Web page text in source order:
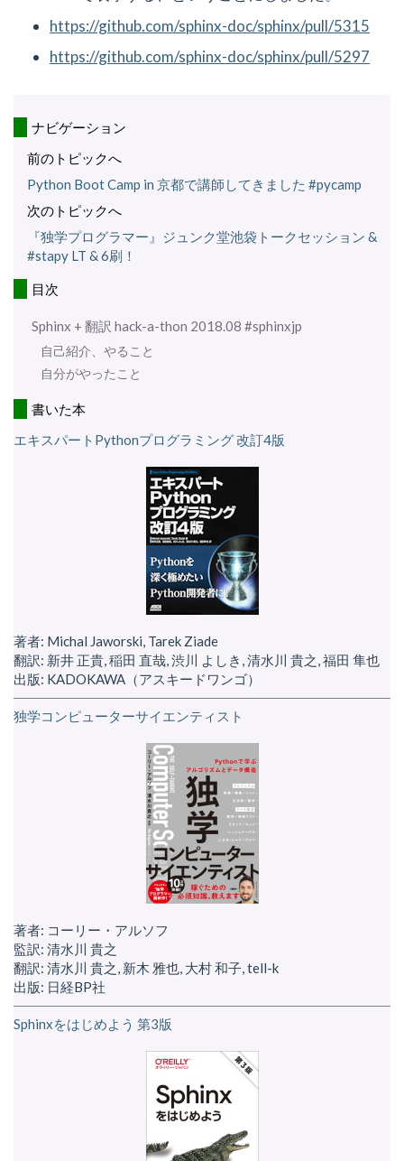
https://github.com/sphinx-doc/sphinx/pull/5315
https://github.com/sphinx-doc/sphinx/pull/5297
ナビゲーション
前のトピックへ
Python Boot Camp in 京都で講師してきました #pycamp
次のトピックへ
『独学プログラマー』ジュンク堂池袋トークセッション &
#stapy LT & 6刷！
目次
Sphinx + 翻訳 hack-a-thon 2018.08 #sphinxjp
自己紹介、やること
自分がやったこと
書いた本
エキスパートPythonプログラミング 改訂4版
著者: Michal Jaworski, Tarek Ziade
翻訳: 新井 正貴, 稲田 直哉, 渋川 よしき, 清水川 貴之, 福田 隼也
出版: KADOKAWA（アスキードワンゴ）
独学コンピューターサイエンティスト
著者: コーリー・アルソフ
監訳: 清水川 貴之
翻訳: 清水川 貴之, 新木 雅也, 大村 和子, tell-k
出版: 日経BP社
Sphinxをはじめよう 第3版